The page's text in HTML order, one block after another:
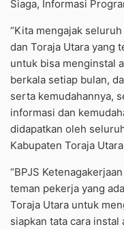
Siaga, Informasi
“Kita mengajak
dan Toraja Utara yang
untuk bisa menginstal
berkala setiap bulan,
serta kemudahannya,
informasi dan
didapatkan oleh
Kabupaten Toraja
“BPJS
teman pekerja yang
Toraja Utara untuk
siapkan tata cara instal